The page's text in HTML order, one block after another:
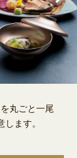
丸ごと一尾
ます。